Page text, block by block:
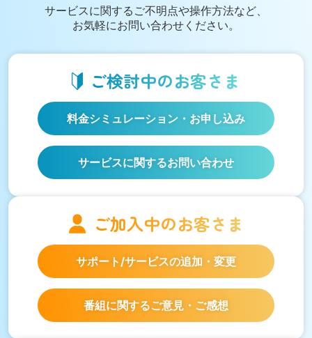
サービスに関する ご不明点や操作方法など、
お気軽にお問い合わせください。
ご検討中のお客さま
料金シミュレーション ・お申し込み
サービスに関するお問い合わせ
ご加入中のお客さま
サポート/サービスの追加・変更
番組に関するご意見・ご感想